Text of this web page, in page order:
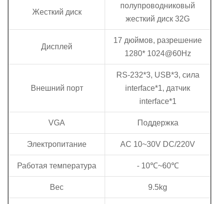
Жесткий диск
полупроводниковый
жесткий диск 32G
Дисплей
17 дюймов, разрешение
1280* 1024@60Hz
Внешний порт
RS-232*3, USB*3, сила
interface*1, датчик
interface*1
VGA Поддержка
Электропитание AC 10~30V DC/220V
Работая температура - 10℃~60℃
Вес 9.5kg